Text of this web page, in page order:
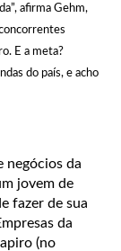
afirma Gehm,
E a meta?
do país, e acho
negócios da
jovem de
fazer de sua
da
(no